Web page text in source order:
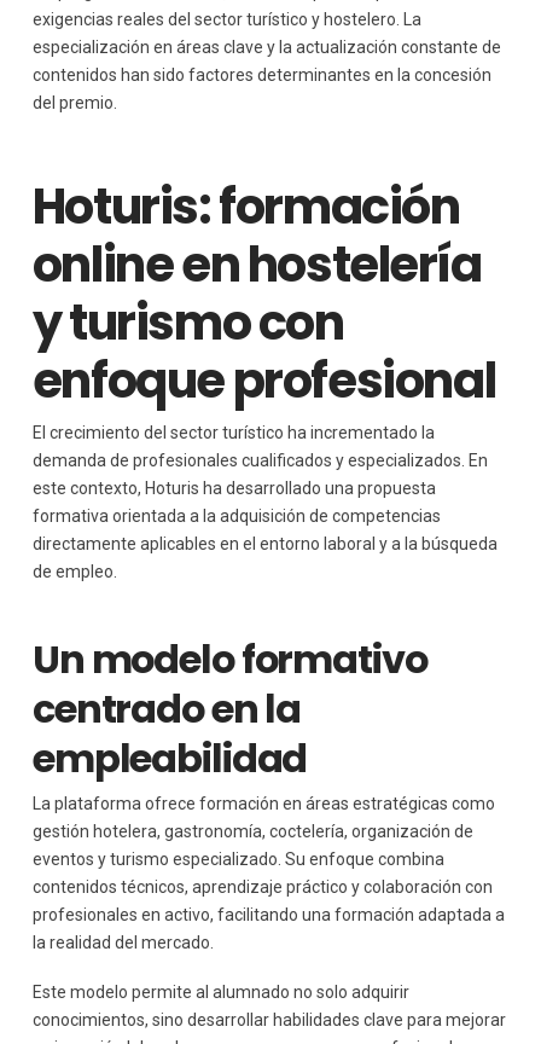
exigencias reales del sector turístico y hostelero. La
especialización en áreas clave y la actualización constante de
contenidos han sido factores determinantes en la concesión
del premio.
Hoturis: formación
online en hostelería
y turismo con
enfoque profesional
El crecimiento del sector turístico ha incrementado la
demanda de profesionales cualificados y especializados. En
este contexto, Hoturis ha desarrollado una propuesta
formativa orientada a la adquisición de competencias
directamente aplicables en el entorno laboral y a la búsqueda
de empleo.
Un modelo formativo
centrado en la
empleabilidad
La plataforma ofrece formación en áreas estratégicas como
gestión hotelera, gastronomía, coctelería, organización de
eventos y turismo especializado. Su enfoque combina
contenidos técnicos, aprendizaje práctico y colaboración con
profesionales en activo, facilitando una formación adaptada a
la realidad del mercado.
Este modelo permite al alumnado no solo adquirir
conocimientos, sino desarrollar habilidades clave para mejorar